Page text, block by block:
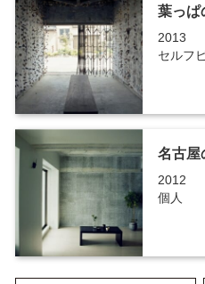
葉っぱ
2013
セルフ
名古屋
2012
個人